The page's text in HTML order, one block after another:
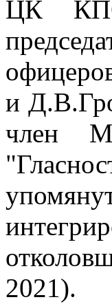
ЦК
и
член
2021).